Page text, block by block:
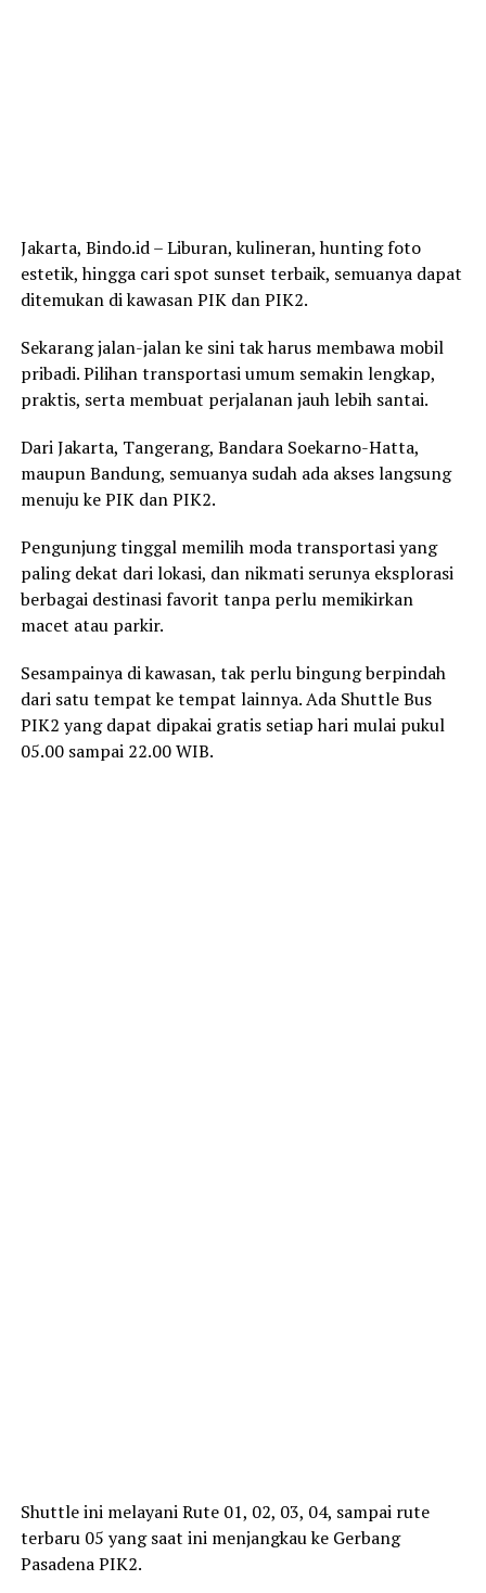
Jakarta, Bindo.id – Liburan, kulineran, hunting foto
estetik, hingga cari spot sunset terbaik, semuanya dapat
ditemukan di kawasan PIK dan PIK2.
Sekarang jalan-jalan ke sini tak harus membawa mobil
pribadi. Pilihan transportasi umum semakin lengkap,
praktis, serta membuat perjalanan jauh lebih santai.
Dari Jakarta, Tangerang, Bandara Soekarno-Hatta,
maupun Bandung, semuanya sudah ada akses langsung
menuju ke PIK dan PIK2.
Pengunjung tinggal memilih moda transportasi yang
paling dekat dari lokasi, dan nikmati serunya eksplorasi
berbagai destinasi favorit tanpa perlu memikirkan
macet atau parkir.
Sesampainya di kawasan, tak perlu bingung berpindah
dari satu tempat ke tempat lainnya. Ada Shuttle Bus
PIK2 yang dapat dipakai gratis setiap hari mulai pukul
05.00 sampai 22.00 WIB.
Shuttle ini melayani Rute 01, 02, 03, 04, sampai rute
terbaru 05 yang saat ini menjangkau ke Gerbang
Pasadena PIK2.